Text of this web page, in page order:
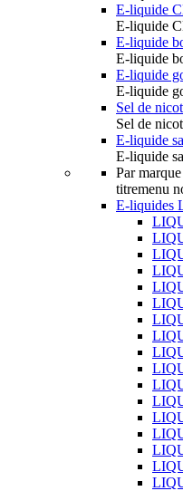
E-liquide
E-liquide
E-liquide
E-liquide
E-liquide
E-liquide
Sel de
Sel de
E-liquide
E-liquide
Par marque
titremenu
E-liquides